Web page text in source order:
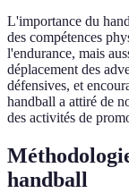
L'importance du
des compétences
l'endurance, mais
déplacement des
défensives, et
handball a attiré de
des activités de
handball